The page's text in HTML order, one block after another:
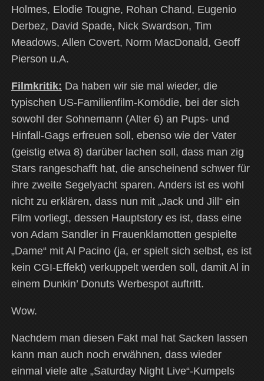
Holmes, Elodie Tougne, Rohan Chand, Eugenio
Derbez, David Spade, Nick Swardson, Tim
Meadows, Allen Covert, Norm MacDonald, Geoff
Pierson u.A.
Filmkritik: Da haben wir sie mal wieder, die
typischen US-Familienfilm-Komödie, bei der sich
sowohl der Sohnemann (Alter 6) an Pups- und
Hinfall-Gags erfreuen soll, ebenso wie der Vater
(geistig etwa 8) darüber lachen soll, dass man zig
Stars rangeschafft hat, die anscheinend schwer für
ihre zweite Segelyacht sparen. Anders ist es wohl
nicht zu erklären, dass nun mit „Jack und Jill“ ein
Film vorliegt, dessen Hauptstory es ist, dass eine
von Adam Sandler in Frauenklamotten gespielte
„Dame“ mit Al Pacino (ja, er spielt sich selbst, es ist
kein CGI-Effekt) verkuppelt werden soll, damit Al in
einem Dunkin’ Donuts Werbespot auftritt.
Wow.
Nachdem man diesen Fakt mal hat Sacken lassen
kann man auch noch erwähnen, dass wieder
einmal viele alte „Saturday Night Live“-Kumpels